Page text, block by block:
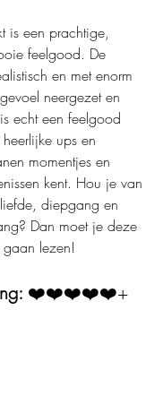
is een prachtige,
feelgood. De
en met enorm
neergezet en
echt een feelgood
ups en
momentjes en
kent. Hou je van
diepgang en
Dan moet je deze
lezen!
❤️❤️❤️❤️❤️+